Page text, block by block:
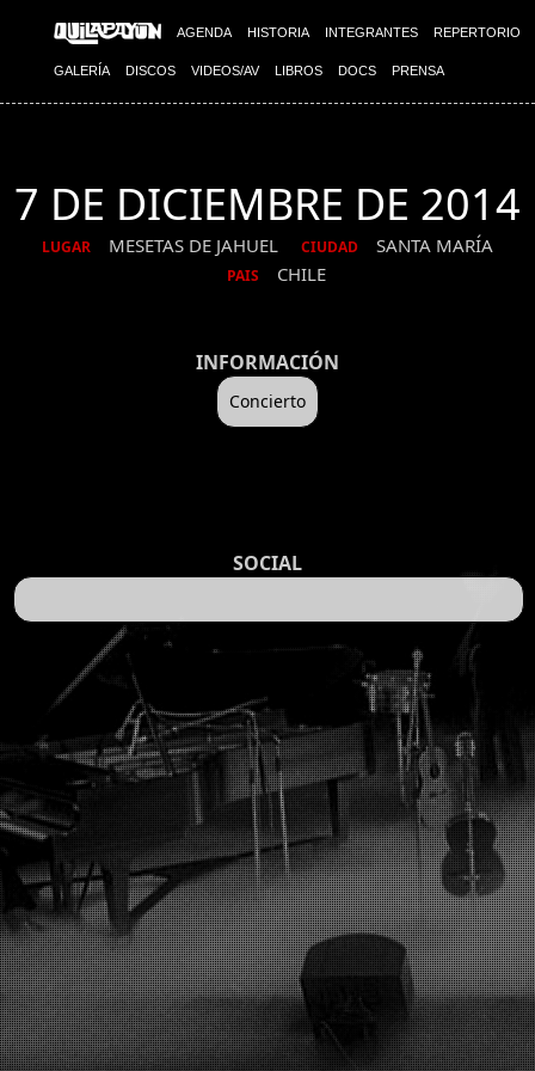
AGENDA HISTORIA INTEGRANTES REPERTORIO
GALERÍA DISCOS VIDEOS/AV LIBROS DOCS PRENSA
7 DE DICIEMBRE DE 2014
LUGAR MESETAS DE JAHUEL CIUDAD SANTA MARÍA
PAIS CHILE
INFORMACIÓN
Concierto
SOCIAL